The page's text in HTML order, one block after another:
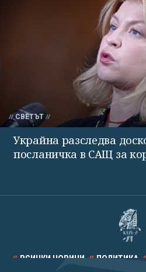
СВЕТЪТ
Украйна разследва
посланичка в САЩ за
ВСИЧКИ НОВИНИ ПОЛИТИКА